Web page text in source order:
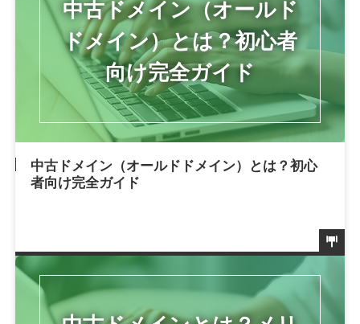
中古ドメイン（オールドドメイン）とは？初心
者向け完全ガイド